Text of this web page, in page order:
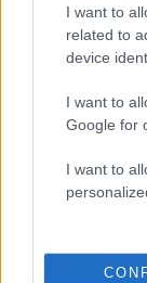
I want to
related to
device
I want to
Google for
I want to
Ακολουθήστε
ενημερωθείτε